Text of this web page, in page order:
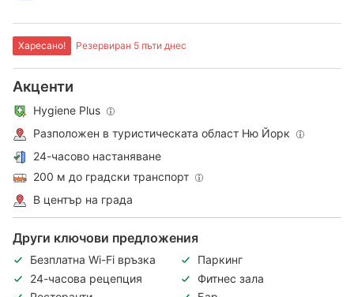
Харесано! Резервиран 5 пъти днес
Акценти
Hygiene Plus
Разположен в туристическата област Ню Йорк
24-часово настаняване
200 м до градски транспорт
В център на града
Други ключови предложения
Безплатна Wi-Fi връзка
Паркинг
24-часова рецепция
Фитнес зала